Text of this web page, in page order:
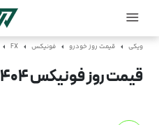
ویکی قیمت روز خودرو فونیکس FX
قیمت روز فونیکس FX 1404